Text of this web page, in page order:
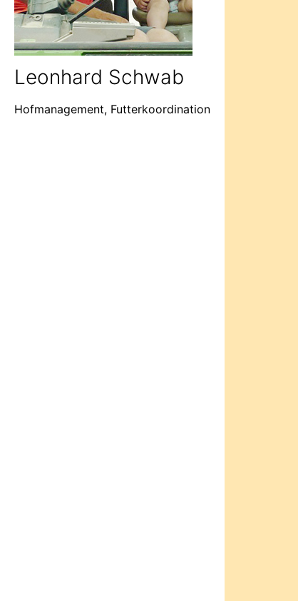
Leonhard Schwab
Hofmanagement, Futterkoordination